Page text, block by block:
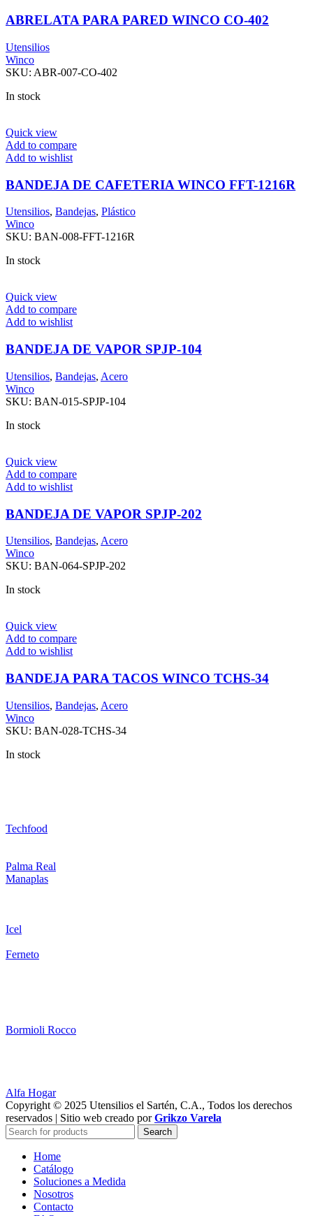
ABRELATA PARA PARED WINCO CO-402
Utensilios
Winco
SKU: ABR-007-CO-402
In stock
Quick view
Add to compare
Add to wishlist
BANDEJA DE CAFETERIA WINCO FFT-1216R
Utensilios, Bandejas, Plástico
Winco
SKU: BAN-008-FFT-1216R
In stock
Quick view
Add to compare
Add to wishlist
BANDEJA DE VAPOR SPJP-104
Utensilios, Bandejas, Acero
Winco
SKU: BAN-015-SPJP-104
In stock
Quick view
Add to compare
Add to wishlist
BANDEJA DE VAPOR SPJP-202
Utensilios, Bandejas, Acero
Winco
SKU: BAN-064-SPJP-202
In stock
Quick view
Add to compare
Add to wishlist
BANDEJA PARA TACOS WINCO TCHS-34
Utensilios, Bandejas, Acero
Winco
SKU: BAN-028-TCHS-34
In stock
Techfood
Palma Real
Manaplas
Icel
Ferneto
Bormioli Rocco
Alfa Hogar
Copyright © 2025 Utensilios el Sartén, C.A., Todos los derechos
reservados | Sitio web creado porGrikzo Varela
Search
Home
Catálogo
Soluciones a Medida
Nosotros
Contacto